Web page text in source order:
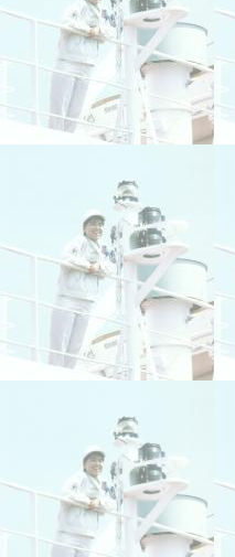
今週の「内航海運新聞」